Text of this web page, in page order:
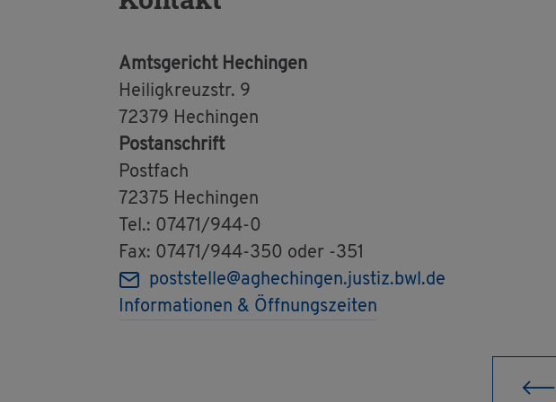
Amts­ge­richt He­chin­gen
Hei­lig­kreuz­str. 9
72379 He­chin­gen
Post­an­schrift
Post­fach
72375 He­chin­gen
Tel.: 07471/944-0
Fax: 07471/944-350 oder -351
post­stel­le@​aghechingen.​justiz.​bwl.​de
In­for­ma­tio­nen & Öff­nungs­zei­ten